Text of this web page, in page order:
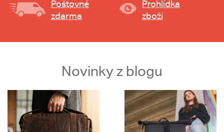
Poštovné
zdarma
Prohlídka
zboží
Novinky z blogu